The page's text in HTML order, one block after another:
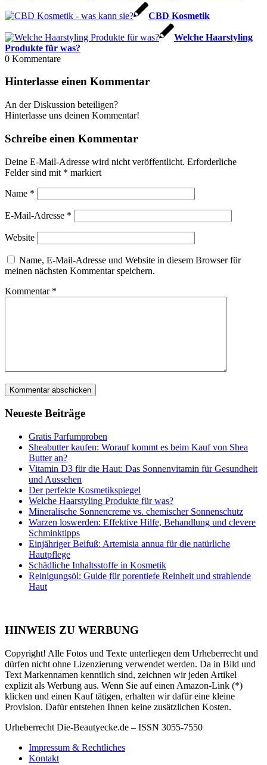
CBD Kosmetik
Welche Haarstyling
Produkte für was?
0 Kommentare
Hinterlasse einen Kommentar
An der Diskussion beteiligen?
Hinterlasse uns deinen Kommentar!
Schreibe einen Kommentar
Deine E-Mail-Adresse wird nicht veröffentlicht. Erforderliche
Felder sind mit * markiert
Name *
E-Mail-Adresse *
Website
Name, E-Mail-Adresse und Website in diesem Browser für
meinen nächsten Kommentar speichern.
Kommentar *
Neueste Beiträge
Gratis Parfumproben
Sheabutter kaufen: Worauf kommt es beim Kauf von Shea
Butter an?
Vitamin D3 für die Haut: Das Sonnenvitamin für Gesundheit
und Aussehen
Der perfekte Kosmetikspiegel
Welche Haarstyling Produkte für was?
Mineralische Sonnencreme vs. chemischer Sonnenschutz
Warzen loswerden: Effektive Hilfe, Behandlung und clevere
Schminktipps
Einjähriger Beifuß: Artemisia annua für die natürliche
Hautpflege
Schädliche Inhaltsstoffe in Kosmetik
Reinigungsöl: Guide für porentiefe Reinheit und strahlende
Haut
HINWEIS ZU WERBUNG
Copyright! Alle Fotos und Texte unterliegen dem Urheberrecht und
dürfen nicht ohne Lizenzierung verwendet werden. Da in Bild und
Text Markennamen kenntlich sind, zeichnen wir jeden Artikel
explizit als Werbung aus. Wenn Sie auf einen Amazon-Link (*)
klicken und einen Kauf tätigen, erhalten wir dafür eine kleine
Provision. Dafür entstehen Ihnen keine zusätzlichen Kosten.
Urheberrecht Die-Beautyecke.de – ISSN 3055-7550
Impressum & Rechtliches
Kontakt